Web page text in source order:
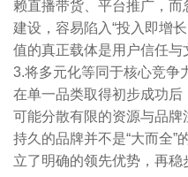
赖直播带货、平台推广，
建设，容易陷入“投入即增
值的真正载体是用户信任与
3.将多元化等同于核心竞争
在单一品类取得初步成功
可能分散有限的资源与品
持久的品牌并不是“大而全”
立了明确的领先优势，再稳